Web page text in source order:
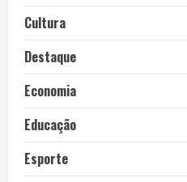
Cultura
Destaque
Economia
Educação
Esporte